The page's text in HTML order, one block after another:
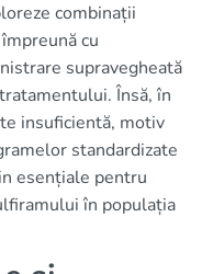
combinații
cu
supravegheată
Însă, în
insuficientă, motiv
standardizate
esențiale pentru
în populația